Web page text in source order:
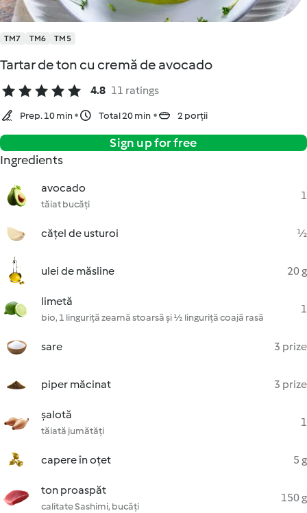
TM7 TM6 TM5
Tartar de ton cu cremă de avocado
4.8 11 ratings
Prep. 10 min Total 20 min 2 porții
Sign up for free
Ingredients
avocado
tăiat bucăți
1
cățel de usturoi ½
ulei de măsline 20 g
limetă
bio, 1 linguriță zeamă stoarsă și ½ linguriță coajă rasă
1
sare 3 prize
piper măcinat 3 prize
șalotă
tăiată jumătăți
1
capere în oțet 5 g
ton proaspăt
calitate Sashimi, bucăți
150 g